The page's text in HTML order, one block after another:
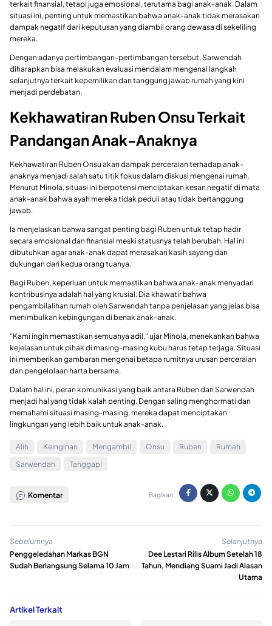
terkait finansial, tetapi juga emosional, terutama bagi anak-anak. Dalam
situasi ini, penting untuk memastikan bahwa anak-anak tidak merasakan
dampak negatif dari keputusan yang diambil orang dewasa di sekeliling
mereka.
Dengan adanya pertimbangan-pertimbangan tersebut, Sarwendah
diharapkan bisa melakukan evaluasi mendalam mengenai langkah
selanjutnya terkait kepemilikan dan tanggung jawab rumah yang kini
menjadi perdebatan.
Kekhawatiran Ruben Onsu Terkait
Pandangan Anak-Anaknya
Kekhawatiran Ruben Onsu akan dampak perceraian terhadap anak-
anaknya menjadi salah satu titik fokus dalam diskusi mengenai rumah.
Menurut Minola, situasi ini berpotensi menciptakan kesan negatif di mata
anak-anak bahwa ayah mereka tidak peduli atau tidak bertanggung
jawab.
Ia menjelaskan bahwa sangat penting bagi Ruben untuk tetap hadir
secara emosional dan finansial meski statusnya telah berubah. Hal ini
dibutuhkan agar anak-anak dapat merasakan kasih sayang dan
dukungan dari kedua orang tuanya.
Bagi Ruben, keperluan untuk memastikan bahwa anak-anak menyadari
kontribusinya adalah hal yang krusial. Dia khawatir bahwa
pengambilalihan rumah oleh Sarwendah tanpa penjelasan yang jelas bisa
menimbulkan kebingungan di benak anak-anak.
“Kami ingin memastikan semuanya adil,” ujar Minola, menekankan bahwa
kejelasan untuk pihak di masing-masing kubu harus tetap terjaga. Situasi
ini memberikan gambaran mengenai betapa rumitnya urusan perceraian
dan pengelolaan harta bersama.
Dalam hal ini, peran komunikasi yang baik antara Ruben dan Sarwendah
menjadi hal yang tidak kalah penting. Dengan saling menghormati dan
memahami situasi masing-masing, mereka dapat menciptakan
lingkungan yang lebih baik untuk anak-anak.
Alih Keinginan Mengambil Onsu Ruben
Rumah
Sarwendah
Tanggapi
Komentar Bagikan:
Sebelumnya
Penggeledahan Markas BGN
Sudah Berlangsung Selama 10 Jam
Selanjutnya
Dee Lestari Rilis Album Setelah 18
Tahun, Mendiang Suami Jadi Alasan
Utama
Artikel Terkait